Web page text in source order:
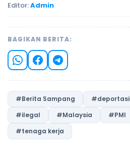
Editor:Admin
BAGIKAN BERITA:
#Berita Sampang #deportasi
#ilegal
#Malaysia #PMI
#tenaga kerja